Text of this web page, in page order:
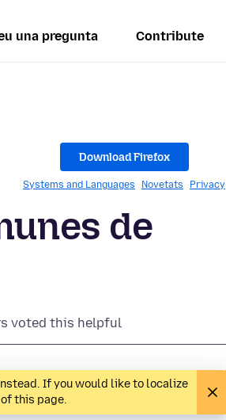
una pregunta Contribute
Download Firefox
Systems and Languages Novetats Privacy
de
voted this helpful
If you would like to localize
this page.